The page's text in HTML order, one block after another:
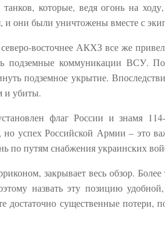
танков, которые, ведя огонь на
и они были уничтожены вместе с
восточнее АКХЗ все же
подземные коммуникации ВСУ.
подземное укрытие.
и убиты.
флаг России и знамя
успех Российской Армии – это
по путям снабжения украинских
закрывает весь обзор. Более
назвать эту позицию
достаточно существенные потери,